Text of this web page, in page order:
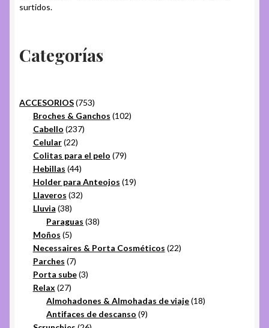
surtidos.
Categorías
ACCESORIOS 753753
productos
Broches & Ganchos 102102
Cabello 237237
Celular 2222
productos
Colitas para el pelo 7979
Hebillas 4444
productos
Holder para Anteojos 1919
Llaveros 3232
Lluvia 3838
productos
Paraguas 3838
Moños 55
productos
Necessaires & Porta Cosméticos 2222
Parches 77
productos
Porta sube 33
Relax 2727
productos
Almohadones & Almohadas de viaje 1818
Antifaces de descanso 99